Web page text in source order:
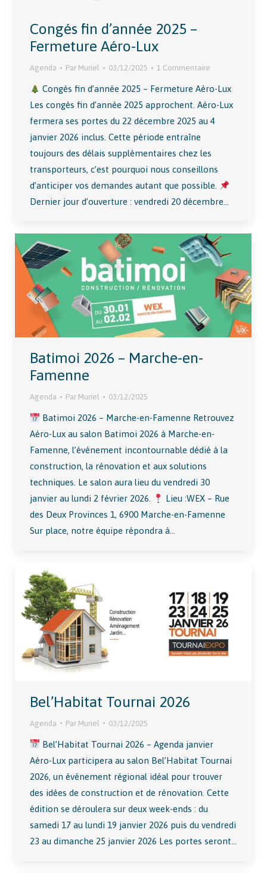
Congés fin d’année 2025 –
Fermeture Aéro-Lux
Agenda Par Muriel 03/12/2025 1 Commentaire
Congés fin d’année 2025 – Fermeture Aéro-Lux
Les congés fin d’année 2025 approchent. Aéro-Lux
fermera ses portes du 22 décembre 2025 au 4
janvier 2026 inclus. Cette période entraîne
toujours des délais supplémentaires chez les
transporteurs, c’est pourquoi nous conseillons
d’anticiper vos demandes autant que possible.
Dernier jour d’ouverture : vendredi 20 décembre…
Batimoi 2026 – Marche-en-
Famenne
Agenda Par Muriel 03/12/2025
Batimoi 2026 – Marche-en-Famenne Retrouvez
Aéro-Lux au salon Batimoi 2026 à Marche-en-
Famenne, l’événement incontournable dédié à la
construction, la rénovation et aux solutions
techniques. Le salon aura lieu du vendredi 30
janvier au lundi 2 février 2026.
Lieu :WEX – Rue
des Deux Provinces 1, 6900 Marche-en-Famenne
Sur place, notre équipe répondra à…
Bel’Habitat Tournai 2026
Agenda Par Muriel 03/12/2025
Bel’Habitat Tournai 2026 – Agenda janvier
Aéro-Lux participera au salon Bel’Habitat Tournai
2026, un événement régional idéal pour trouver
des idées de construction et de rénovation. Cette
édition se déroulera sur deux week-ends : du
samedi 17 au lundi 19 janvier 2026 puis du vendredi
23 au dimanche 25 janvier 2026 Les portes seront…